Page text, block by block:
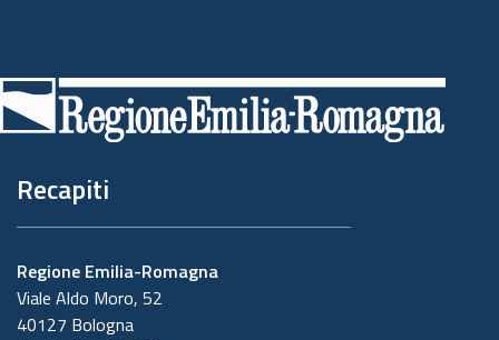
di
pagina
Recapiti
Regione Emilia-Romagna
Viale Aldo Moro, 52
40127 Bologna